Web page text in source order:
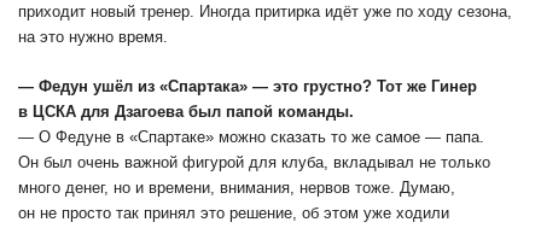
приходит новый тренер. Иногда притирка идёт уже по ходу сезона,
на это нужно время.
― Федун ушёл из «Спартака» ― это грустно? Тот же Гинер
в ЦСКА для Дзагоева был папой команды.
― О Федуне в «Спартаке» можно сказать то же самое ― папа.
Он был очень важной фигурой для клуба, вкладывал не только
много денег, но и времени, внимания, нервов тоже. Думаю,
он не просто так принял это решение, об этом уже ходили